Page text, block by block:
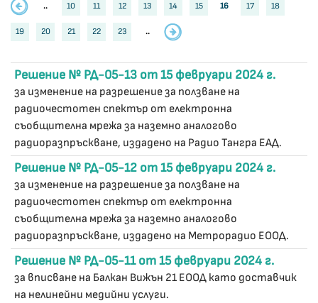
.. 10 11 12 13 14 15 16 17 18
19 20 21 22 23 ..
Решение № РД-05-13 от 15 февруари 2024 г.
за изменение на разрешение за ползване на
радиочестотен спектър от електронна
съобщителна мрежа за наземно аналогово
радиоразпръскване, издадено на Радио Тангра ЕАД.
Решение № РД-05-12 от 15 февруари 2024 г.
за изменение на разрешение за ползване на
радиочестотен спектър от електронна
съобщителна мрежа за наземно аналогово
радиоразпръскване, издадено на Метрорадио ЕООД.
Решение № РД-05-11 от 15 февруари 2024 г.
за вписване на Балкан Вижън 21 ЕООД като доставчик
на нелинейни медийни услуги.